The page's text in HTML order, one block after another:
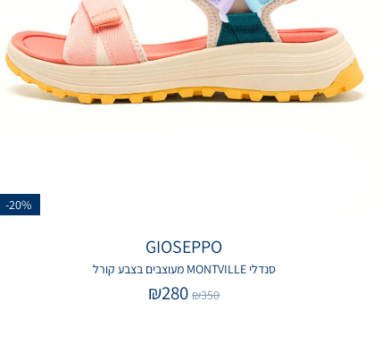
-20%
GIOSEPPO
סנדלי MONTVILLE מעוצבים בצבע קורל
₪350
₪280